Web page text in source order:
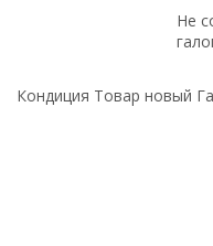
Не
Кондиция Товар новый